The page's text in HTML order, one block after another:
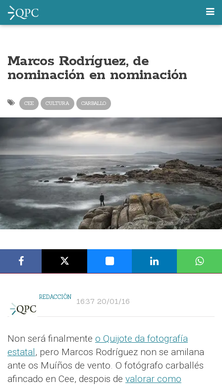
Marcos Rodríguez, de
nominación en nominación
CEE CULTURA CARBALLO
REDACCIÓN 16:37 20/01/16
Non será finalmente o Quijote da fotografía
estatal, pero Marcos Rodríguez non se amilana
ante os Muíños de vento. O fotógrafo carballés
afincado en Cee, despois de valorar como